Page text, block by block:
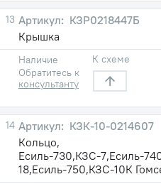
13
КЗР0218447Б
Крышка
Наличие
Обратитесь к
консультанту
К схеме
14
КЗК-10-0214607
Кольцо,
Есиль-730,КЗС-7,Есиль-
18,Есиль-750,КЗС-10К